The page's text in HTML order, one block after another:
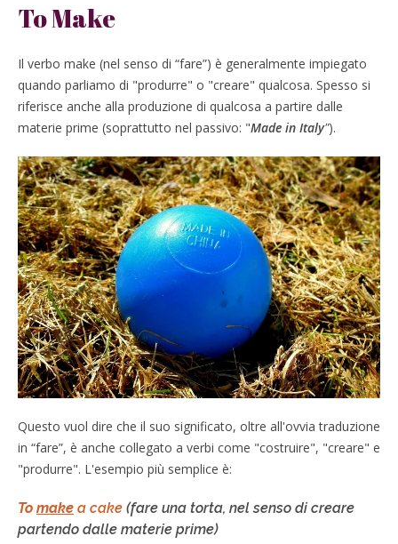
To Make
Il verbo make (nel senso di “fare”) è generalmente impiegato
quando parliamo di "produrre" o "creare" qualcosa. Spesso si
riferisce anche alla produzione di qualcosa a partire dalle
materie prime (soprattutto nel passivo: "Made in Italy").
Questo vuol dire che il suo significato, oltre all'ovvia traduzione
in “fare”, è anche collegato a verbi come "costruire", "creare" e
"produrre". L'esempio più semplice è:
To make a cake (fare una torta, nel senso di creare
partendo dalle materie prime)